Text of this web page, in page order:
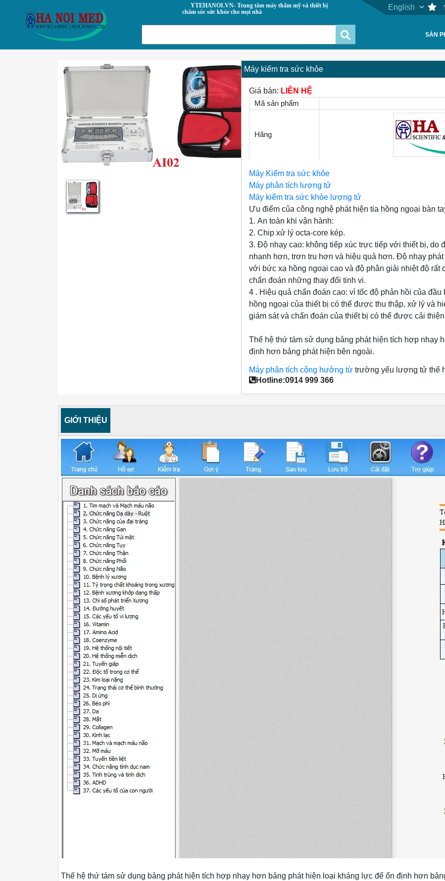
YTEHANOI.VN- Trung tâm máy thẩm mỹ và thiết bị
chăm sóc sức khỏe cho mọi nhà
SẢN
Previous Next
Máy kiểm tra sức khỏe
Giá bán: LIÊN HỆ
Mã sản phẩm
Hãng
Máy Kiểm tra sức khỏe
Máy phân tích lượng tử
Máy kiểm tra sức khỏe lượng tử
Ưu điểm của công nghệ phát hiện tia hồng ngoại bàn
1. An toàn khi vận hành:
2. Chip xử lý octa-core kép.
3. Độ nhạy cao: không tiếp xúc trực tiếp với thiết bị, do
nhanh hơn, trơn tru hơn và hiệu quả hơn. Độ nhạy
với bức xạ hồng ngoại cao và độ phân giải nhiệt độ rất
chẩn đoán những thay đổi tinh vi.
4 . Hiệu quả chẩn đoán cao: vì tốc độ phản hồi của
hồng ngoại của thiết bị có thể được thu thập, xử lý và
giám sát và chẩn đoán của thiết bị có thể được cải
Thế hệ thứ tám sử dụng bảng phát hiện tích hợp nhạy
định hơn bảng phát hiện bên ngoài.
Máy phân tích cộng hưởng từ trường yếu lượng tử thế
Hotline:0914 999 366
GIỚI THIỆU
Thế hệ thứ tám sử dụng bảng phát hiện tích hợp nhạy hơn bảng phát hiện loại kháng lực để ổn định hơn